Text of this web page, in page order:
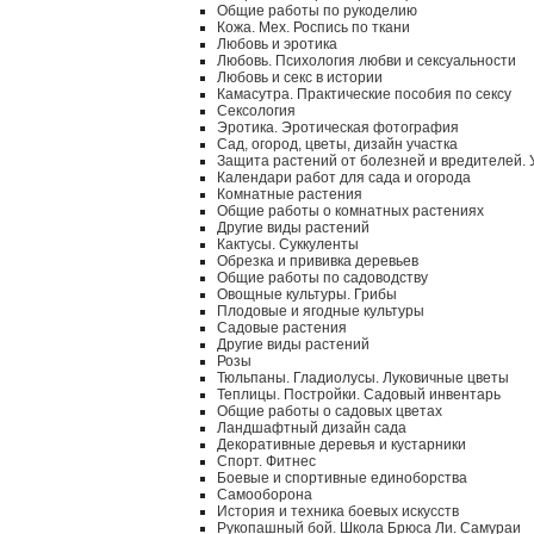
Общие работы по рукоделию
Кожа. Мех. Роспись по ткани
Любовь и эротика
Любовь. Психология любви и сексуальности
Любовь и секс в истории
Камасутра. Практические пособия по сексу
Сексология
Эротика. Эротическая фотография
Сад, огород, цветы, дизайн участка
Защита растений от болезней и вредителей.
Календари работ для сада и огорода
Комнатные растения
Общие работы о комнатных растениях
Другие виды растений
Кактусы. Суккуленты
Обрезка и прививка деревьев
Общие работы по садоводству
Овощные культуры. Грибы
Плодовые и ягодные культуры
Садовые растения
Другие виды растений
Розы
Тюльпаны. Гладиолусы. Луковичные цветы
Теплицы. Постройки. Садовый инвентарь
Общие работы о садовых цветах
Ландшафтный дизайн сада
Декоративные деревья и кустарники
Спорт. Фитнес
Боевые и спортивные единоборства
Самооборона
История и техника боевых искусств
Рукопашный бой. Школа Брюса Ли. Самураи